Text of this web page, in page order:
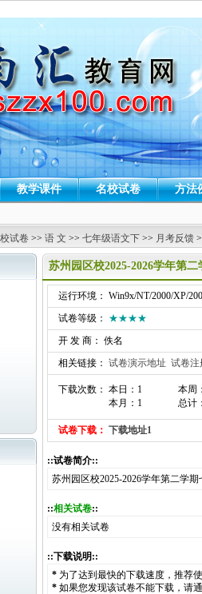
教学课件 名校试卷 方法
试卷 >> 语 文 >> 七年级语文下 >> 月考反馈
苏州园区校2025-2026学年第
运行环境： Win9x/NT/2000/XP/
试卷等级： ★★★★
开 发 商： 佚名
相关链接： 试卷演示地址 试卷注
下载次数： 本日：1
本月：1
本周
总计
试卷下载： 下载地址1
::试卷简介::
苏州园区校2025-2026学年第二学
::相关试卷::
没有相关试卷
::下载说明::
* 为了达到最快的下载速度，推荐
* 如果您发现该试卷不能下载，请